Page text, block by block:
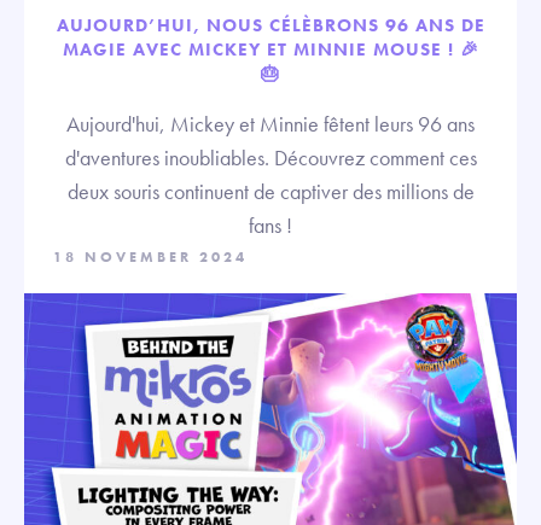
AUJOURD’HUI, NOUS CÉLÈBRONS 96 ANS DE
MAGIE AVEC MICKEY ET MINNIE MOUSE ! 🎉
🎂
Aujourd'hui, Mickey et Minnie fêtent leurs 96 ans
d'aventures inoubliables. Découvrez comment ces
deux souris continuent de captiver des millions de
fans !
18 NOVEMBER 2024